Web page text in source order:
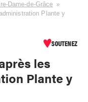
Dame-de-Grâce »
Plante y
SOUTENEZ
les
Plante y